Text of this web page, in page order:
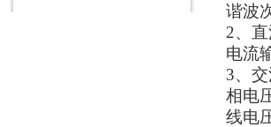
谐波
2、
电流
3、
相电
线电